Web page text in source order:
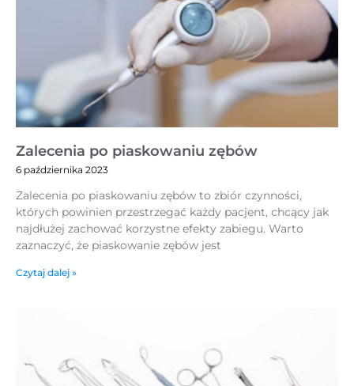
Zalecenia po piaskowaniu zębów
6 października 2023
Zalecenia po piaskowaniu zębów to zbiór czynności,
których powinien przestrzegać każdy pacjent, chcący jak
najdłużej zachować korzystne efekty zabiegu. Warto
zaznaczyć, że piaskowanie zębów jest
Czytaj dalej »